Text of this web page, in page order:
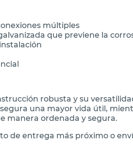
múltiples
que previene la
robusta y su
una mayor vida útil,
manera ordenada y segura.
de entrega más próximo o